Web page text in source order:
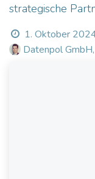
strategische
1. Oktober
Datenpol